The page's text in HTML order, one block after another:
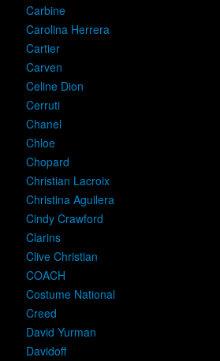
Carbine
Carolina Herrera
Cartier
Carven
Celine Dion
Cerruti
Chanel
Chloe
Chopard
Christian Lacroix
Christina Aguilera
Cindy Crawford
Clarins
Clive Christian
COACH
Costume National
Creed
David Yurman
Davidoff